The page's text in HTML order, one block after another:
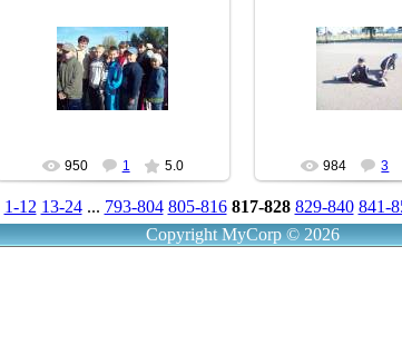
22.09.2008
4-а к соревнованиям готов!
Антонина
950 1 5.0
Братья
знакомые
984 3
1-12 13-24 ... 793-804 805-816 817-828 829-840 841-
Copyright MyCorp © 2026